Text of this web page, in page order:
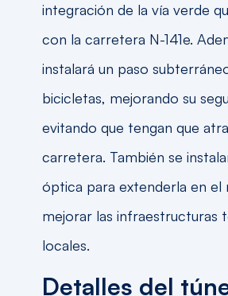
integración de la vía verde
con la carretera N-141e.
instalará un paso
bicicletas, mejorando su
evitando que tengan que
carretera. También se
óptica para extenderla en el
mejorar las infraestructuras
locales.
Detalles del